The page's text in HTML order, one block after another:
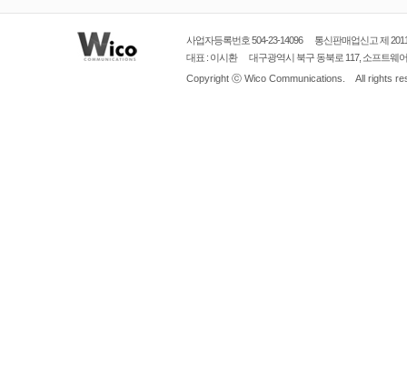
사업자등록번호 504-23-14096 통신판매업신고제
대표 : 이시환
대구광역시 북구 동북로 117, 소프트웨
Copyright ⓒ Wico Communications. All rights